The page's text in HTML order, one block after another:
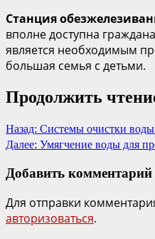
Станция
вполне доступна
является необходимым
большая семья с детьми.
Продолжить
Назад: Системы очистки воды
Далее: Умягчение воды для
Добавить комментарий
Для отправки
авторизоваться.